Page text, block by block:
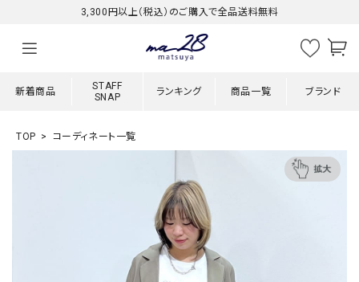
3,300円以上（税込）のご購入で全品送料無料
新着商品
STAFF
SNAP
ランキング 商品一覧 ブランド
TOP コーディネート一覧